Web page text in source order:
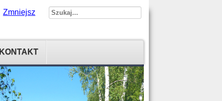
KONTAKT
Zmniejsz